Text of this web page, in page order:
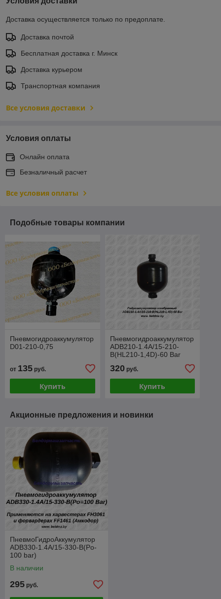
Доставка осуществляется только по предоплате.
Доставка почтой
Бесплатная доставка г. Минск
Доставка курьером
Транспортная компания
Все условия доставки
Условия оплаты
Онлайн оплата
Безналичный расчет
Все условия оплаты
Подобные товары компании
Пневмогидроаккумулятор
D01-210-0,75
от 135 руб.
Купить
Пневмогидроаккумулятор
ADB210-1.4A/15-210-
B(HL210-1,4D)-60 Bar
320руб.
Купить
Акционные предложения и новинки
ПневмоГидроАккумулятор
ADB330-1.4А/15-330-В(Po-
100 bar)
В наличии
295 руб.